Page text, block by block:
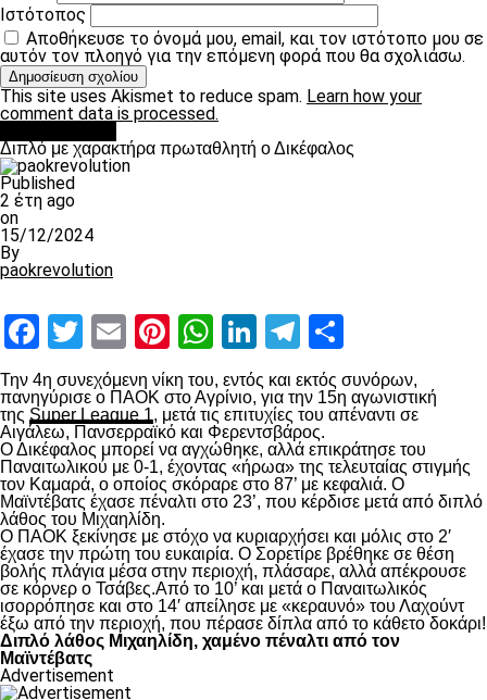
Ιστότοπος
Αποθήκευσε το όνομά μου, email, και τον ιστότοπο μου σε
αυτόν τον πλοηγό για την επόμενη φορά που θα σχολιάσω.
This site uses Akismet to reduce spam. Learn how your
comment data is processed.
Διπλό με χαρακτήρα πρωταθλητή ο Δικέφαλος
Published
2 έτη ago
on
15/12/2024
By
paokrevolution
Facebook
Twitter
EmailPinterest
WhatsApp
LinkedIn
Telegram
Την 4η συνεχόμενη νίκη του, εντός και εκτός συνόρων,
πανηγύρισε ο ΠΑΟΚ στο Αγρίνιο, για την 15η αγωνιστική
της Super League 1, μετά τις επιτυχίες του απέναντι σε
Αιγάλεω, Πανσερραϊκό και Φερεντσβάρος.
Ο Δικέφαλος μπορεί να αγχώθηκε, αλλά επικράτησε του
Παναιτωλικού με 0-1, έχοντας «ήρωα» της τελευταίας στιγμής
τον Καμαρά, ο οποίος σκόραρε στο 87’ με κεφαλιά. Ο
Μαϊντέβατς έχασε πέναλτι στο 23’, που κέρδισε μετά από διπλό
λάθος του Μιχαηλίδη.
Ο ΠΑΟΚ ξεκίνησε με στόχο να κυριαρχήσει και μόλις στο 2′
έχασε την πρώτη του ευκαιρία. Ο Σορετίρε βρέθηκε σε θέση
βολής πλάγια μέσα στην περιοχή, πλάσαρε, αλλά απέκρουσε
σε κόρνερ ο Τσάβες.Από το 10’ και μετά ο Παναιτωλικός
ισορρόπησε και στο 14′ απείλησε με «κεραυνό» του Λαχούντ
έξω από την περιοχή, που πέρασε δίπλα από το κάθετο δοκάρι!
Διπλό λάθος Μιχαηλίδη, χαμένο πέναλτι από τον
Μαϊντέβατς
Advertisement